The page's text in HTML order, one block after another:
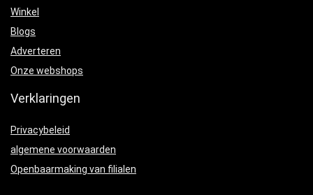
Winkel
Blogs
Adverteren
Onze webshops
Verklaringen
Privacybeleid
algemene voorwaarden
Openbaarmaking van filialen